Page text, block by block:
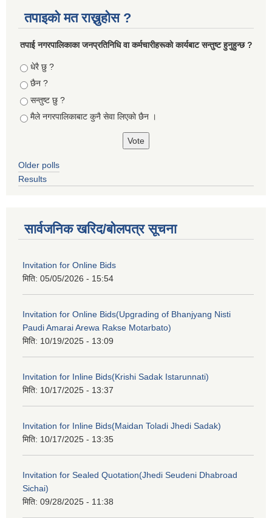
तपाइको मत राख्नुहोस ?
तपा‌ई नगरपालिकाका जनप्रतिनिधि वा कर्मचारीहरूकाे कार्यबाट सन्तुष्ट हुनुहुन्छ ?
Choices
धेरै छु ?
छैन ?
सन्तुष्ट छु ?
मैले नगरपालिकाबाट कुनै सेवा लिएकाे छैन ।
Older polls
Results
सार्वजनिक खरिद/बोलपत्र सूचना
Invitation for Online Bids
मिति: 05/05/2026 - 15:54
Invitation for Online Bids(Upgrading of Bhanjyang Nisti
Paudi Amarai Arewa Rakse Motarbato)
मिति: 10/19/2025 - 13:09
Invitation for Inline Bids(Krishi Sadak Istarunnati)
मिति: 10/17/2025 - 13:37
Invitation for Inline Bids(Maidan Toladi Jhedi Sadak)
मिति: 10/17/2025 - 13:35
Invitation for Sealed Quotation(Jhedi Seudeni Dhabroad
Sichai)
मिति: 09/28/2025 - 11:38